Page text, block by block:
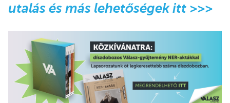
utalás és más lehetőségek itt >>>